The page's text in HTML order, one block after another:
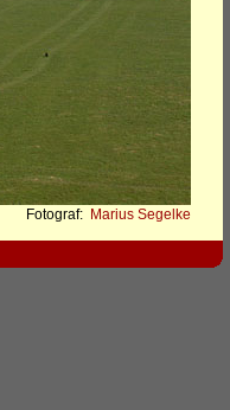
Fotograf: Marius Segelke